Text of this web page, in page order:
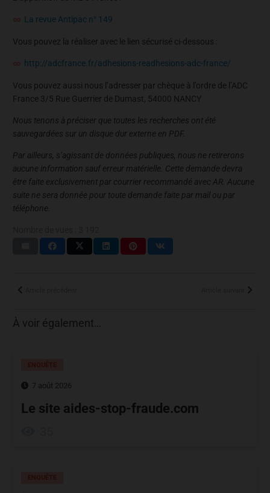
La revue Antipac n° 149
Vous pouvez la réaliser avec le lien sécurisé ci-dessous :
http://adcfrance.fr/adhesions-readhesions-adc-france/
Vous pouvez aussi nous l’adresser par chèque à l’ordre de l’ADC
France 3/5 Rue Guerrier de Dumast, 54000 NANCY
Nous tenons à préciser que toutes les recherches ont été
sauvegardées sur un disque dur externe en PDF.
Par ailleurs, s’agissant de données publiques, nous ne retirerons
aucune information sauf erreur matérielle. Cette demande devra
être faite exclusivement par courrier recommandé avec AR. Aucune
suite ne sera donnée pour toute demande faite par mail ou par
téléphone.
À voir également…
7 août 2026
Le site aides-stop-fraude.com